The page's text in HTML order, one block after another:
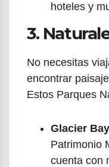
hoteles y
3.
No necesitas
encontrar
Estos Parques
Glacier
Patrimonio
cuenta con